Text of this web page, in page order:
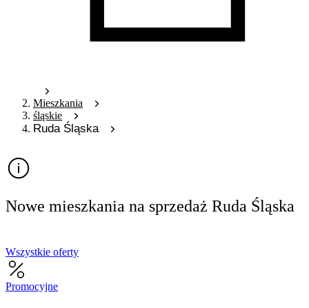
Mieszkania
śląskie
Ruda Śląska
Nowe mieszkania na sprzedaż Ruda Śląska
Wszystkie oferty
Promocyjne